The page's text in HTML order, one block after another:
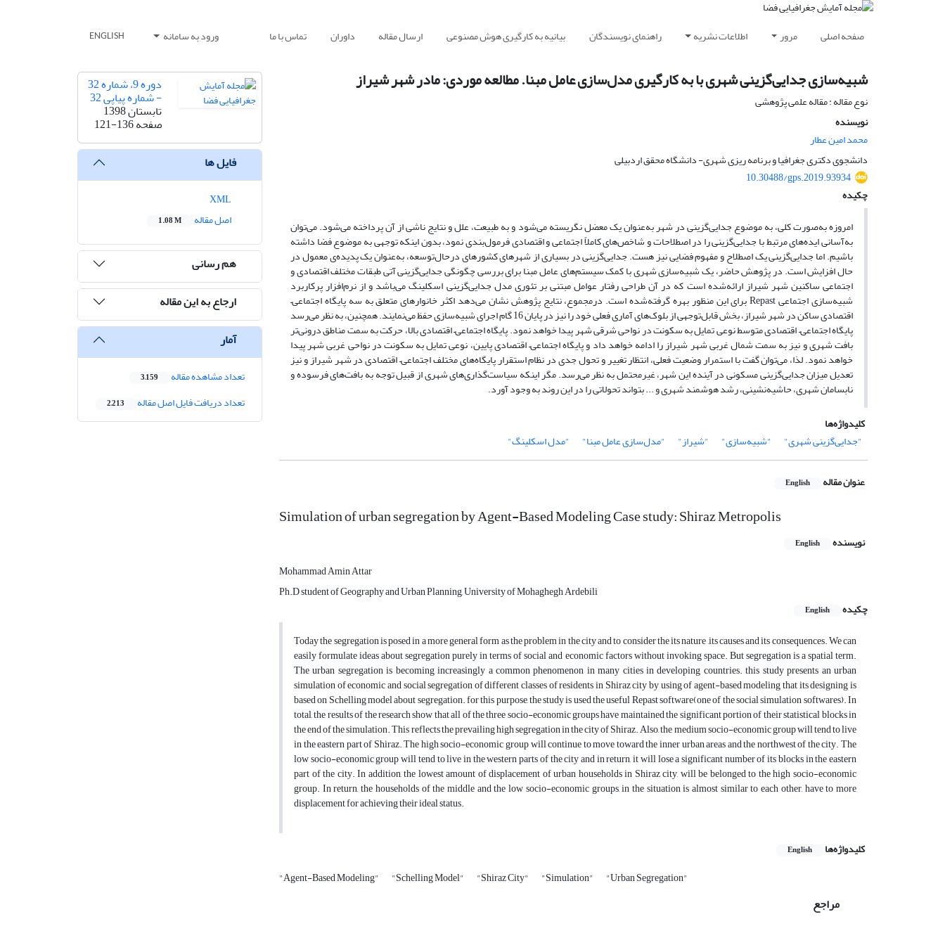
صفحه اصلی مرور اطلاعات نشریه راهنمای نویسندگان بیانیه به کارگیری هوش مصنوعی ارسال مقاله داوران تماس با ما ورود به سامانه ENGLISH
شبیه‌سازی جدایی‌گزینی شهری با به ‌کارگیری مدل‌سازی عامل مبنا. مطالعه موردی: مادر شهر شیراز
نوع مقاله : مقاله علمی پژوهشی
نویسنده
محمد امین عطار
دانشجوی دکتری جغرافیا و برنامه ریزی شهری- دانشگاه محقق اردبیلی
10.30488/gps.2019.93934
چکیده
امروزه به‌صورت کلی، به موضوع جدایی‌گزینی در شهر به‌عنوان یک معضل نگریسته می‌شود و به طبیعت، علل و نتایج ناشی از آن پرداخته می‌شود. می‌توان
به‌آسانی ایده‌های مرتبط با جدایی‌گزینی را در اصطلاحات و شاخص‌های کاملاً اجتماعی و اقتصادی فرمول‌بندی نمود، بدون اینکه توجهی به موضوع فضا داشته
باشیم. اما جدایی‌گزینی یک اصطلاح و مفهوم فضایی نیز هست. جدایی‌گزینی در بسیاری از شهرهای کشورهای درحال‌توسعه، به‌عنوان یک پدیده‌ی معمول در
حال افزایش است. در پژوهش حاضر، یک شبیه‌سازی شهری با کمک سیستم‌های عامل مبنا برای بررسی چگونگی جدایی‌گزینی آتی طبقات مختلف اقتصادی و
اجتماعی ساکنین شهر شیراز ارائه‌شده است که در آن طراحی رفتار عوامل مبتنی بر تئوری مدل جدایی‌گزینی اسکلینگ می‌باشد و از نرم‌افزار پرکاربرد
شبیه‌سازی اجتماعی Repast برای این منظور بهره گرفته‌شده است. درمجموع، نتایج پژوهش نشان می‌دهد اکثر خانوارهای متعلق به سه پایگاه اجتماعی–
اقتصادی ساکن در شهر شیراز، بخش قابل‌توجهی از بلوک‌های آماری فعلی خود را نیز در پایان 16 گام اجرای شبیه‌سازی حفظ می‌نمایند. همچنین، به نظر می‌رسد
پایگاه اجتماعی– اقتصادی متوسط نوعی تمایل به سکونت در نواحی شرقی شهر پیدا خواهد نمود. پایگاه اجتماعی– اقتصادی بالا، حرکت به سمت مناطق درونی‌تر
بافت شهری و نیز به سمت شمال غربی شهر شیراز را ادامه خواهد داد و پایگاه اجتماعی– اقتصادی پایین، نوعی تمایل به سکونت در نواحی غربی شهر پیدا
خواهد نمود. لذا، می‌توان گفت با استمرار وضعیت فعلی، انتظار تغییر و تحول جدی در نظام استقرار پایگاه‌های مختلف اجتماعی– اقتصادی در شهر شیراز و نیز
تعدیل میزان جدایی‌گزینی مسکونی در آینده این شهر، غیرمحتمل به نظر می‌رسد. مگر اینکه سیاست‌گذاری‌های شهری از قبیل توجه به بافت‌های فرسوده و
نابسامان شهری، حاشیه‌نشینی، رشد هوشمند شهری و ... بتواند تحولاتی را در این روند به وجود آورد.
کلیدواژه‌ها
"جدایی‌گزینی شهری"
"شبیه‌سازی" "شیراز" "مدل‌سازی عامل مبنا" "مدل اسکلینگ"
عنوان مقاله English
Simulation of urban segregation by Agent-Based Modeling Case study: Shiraz Metropolis
نویسنده English
Mohammad Amin Attar
Ph.D student of Geography and Urban Planning, University of Mohaghegh Ardebili
چکیده
English
Today the segregation is posed in a more general form as the problem in the city and to consider the its nature ,its causes and its consequences. We can
easily formulate ideas about segregation purely in terms of social and economic factors without invoking space. But segregation is a spatial term.
The urban segregation is becoming increasingly a common phenomenon in many cities in developing countries. this study presents an urban
simulation of economic and social segregation of different classes of residents in Shiraz city by using of agent-based modeling that its designing is
based on Schelling model about segregation. for this purpose, the study is used the useful Repast software(one of the social simulation softwares). In
total, the results of the research show that all of the three socio-economic groups have maintained the significant portion of their statistical blocks in
the end of the simulation. This reflects the prevailing high segregation in the city of Shiraz. Also, the medium socio-economic group will tend to live
in the eastern part of Shiraz. The high socio-economic group will continue to move toward the inner urban areas and the northwest of the city. The
low socio-economic group will tend to live in the western parts of the city and in return, it will lose a significant number of its blocks in the eastern
part of the city. In addition, the lowest amount of displacement of urban households in Shiraz city, will be belonged to the high socio-economic
group. In return, the households of the middle and the low socio-economic groups, in the situation is almost similar to each other, have to more
displacement for achieving their ideal status.
کلیدواژه‌ها English
"Agent-Based Modeling" "Schelling Model" "Shiraz City" "Simulation" "Urban Segregation"
مراجع
دوره 9، شماره 32
- شماره پیاپی 32
تابستان 1398
صفحه121-136
فایل ها
اصل مقاله
1.08 M
هم رسانی
ارجاع به این مقاله
آمار
تعداد مشاهده مقاله 3,159
تعداد دریافت فایل اصل مقاله 2,213